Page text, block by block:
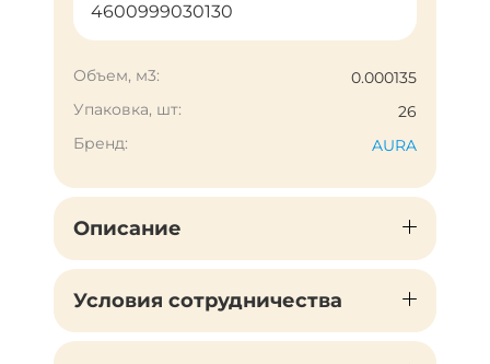
4600999030130
Объем, м3:
0.000135
Упаковка, шт:
26
Бренд:
AURA
Описание
Условия сотрудничества